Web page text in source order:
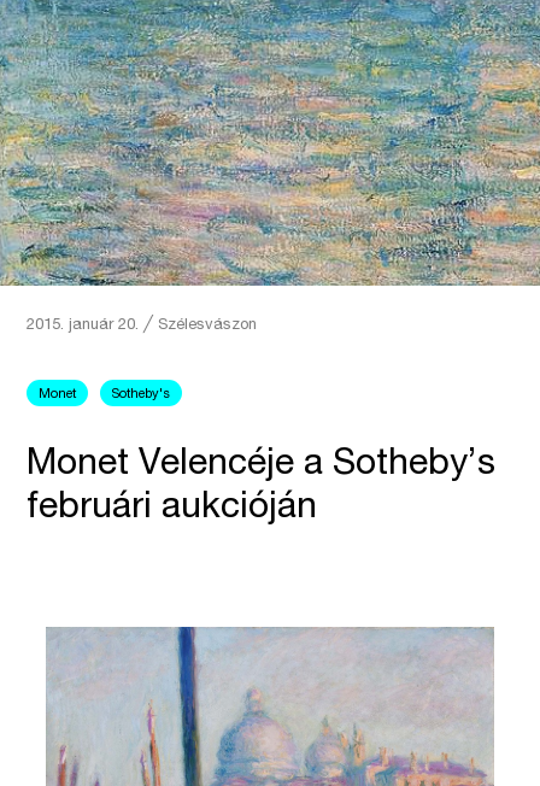
2015. január 20.╱ Szélesvászon
Monet Sotheby's
Monet Velencéje a Sotheby’s
februári aukcióján